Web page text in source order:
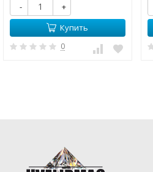
-
+
Купить
0